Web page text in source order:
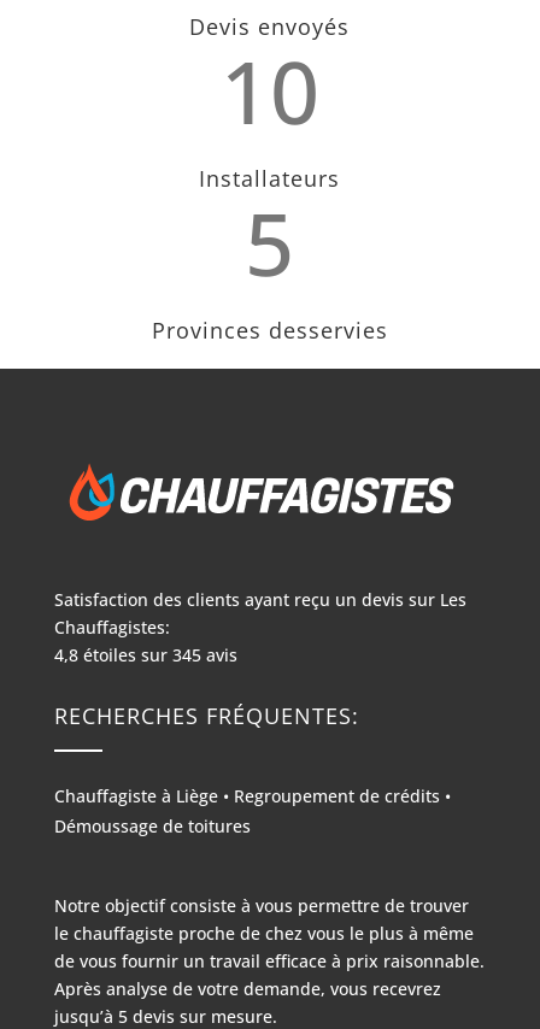
Devis envoyés
10
Installateurs
5
Provinces desservies
Satisfaction des clients ayant reçu un devis sur Les
Chauffagistes:
4,8étoiles sur 345avis
RECHERCHES FRÉQUENTES:
Chauffagiste à Liège• Regroupement de crédits •
Démoussage de toitures
Notre objectif consiste à vous permettre de trouver
le chauffagiste proche de chez vous le plus à même
de vous fournir un travail efficace à prix raisonnable.
Après analyse de votre demande, vous recevrez
jusqu’à 5 devis sur mesure.